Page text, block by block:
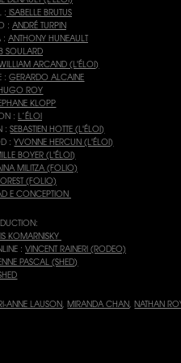
: ISABELLE BRUTUS
: ANDRÉ TURPIN
: ANTHONY HUNEAULT
SOULARD
ARCAND (L'ÉLOI)
:GERARDO ALCAINE
ROY
KLOPP
: L’ÉLOI
:SEBASTIEN HOTTE (L'ÉLOI)
:YVONNE HERCUN (L'ÉLOI)
BOYER (L'ÉLOI)
MILITZA (FOLIO)
(FOLIO)
E CONCEPTION
KOMARNISKY
: VINCENT RAINERI (RODEO)
PASCAL (SHED)
ANNE LAUSON, MIRANDA CHAN, NATHAN